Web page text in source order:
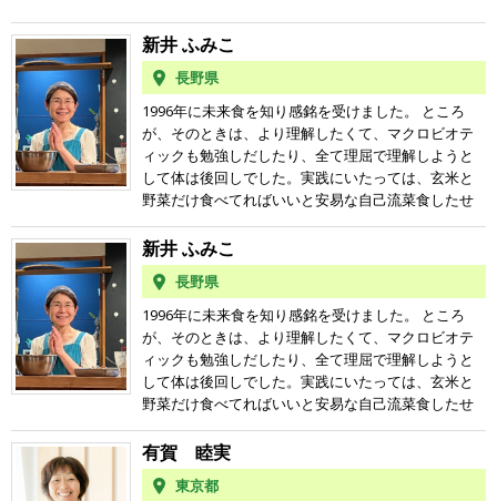
変わるんだ！』 と思い知らされました。 このことを
きっかけにゆるく実践していたつぶつぶ料理を見直
して改めて取り組んでみたら、 体にいいだけでな
く、環境にも食糧危機にも効果があるかも！？と知
り、 これは一人でも多くの方に知ってもらいたい！
という思いが募り料理コーチになりました。 未来食
つぶつぶの料理教室は、 ♪つぶつぶ料理を作れるよう
になれる場 ♪つぶつぶ料理を美味しく食べる場 ♪様々
な価値観や考え方の方と交流する場 ♪自分が自分らし
くいられる場 ♪気の合う仲間と出会える場 ♪いくつに
なってもどんどん成長できちゃう場 などなど・・そ
んな素敵な場所です！ 私の教室もそんな場所を目指
して運営しています。 ぜひお気軽にご参加ください
＾＾ 皆さまとお会いできる日を楽しみにしていま
す！
も食べられず、 入院先のベッドの中で点滴を受けな
がら空腹に悶え苦しみました。 その時、悔いまし
た。 今までの人生、どれだけ食を軽んじてきたか。
それまではごはんもおかずもほとんど美味しくない
と思っていて、 あれも嫌い、これも嫌い、わがまま
ばかりの拒食症。 朝食も不味いものを親に怒られな
がら無理矢理食べさせられる、 昼の学校給食も不味
いものを先生に怒られながら無理矢理食べさせられ
る、 夕食も不味いものを親に怒られながら無理矢理
食べさせられる、 という気持ちだったのでそれはそ
れは毎日が憂鬱。 唯一、おやつだけは美味しいと思
っていた程度。 その挙句の果てが病気だらけの苦し
くてたまらない人生だったのだから。 でも病床で心
から誓いました。 「もう、たまねぎもグリーンピー
スも他の野菜も食べます！ 今まで身体に良いものを
嫌って拒絶してきてごめんなさい！ 元気な身体にな
りたいから これからはわがまま言わずに何でも食べ
ます！」 退院後、食べるたびに有難さと感動を覚え
た私。 同時に、副作用によって元の病気よりも遥か
に重い病気を引き起こした 薬への疑念も強く抱きま
した。 西洋医学ってなに？ 漢方薬ならいいかな？ 身
新井 ふみこ
長野県
1996年に未来食を知り感銘を受けました。 ところ
が、そのときは、より理解したくて、マクロビオテ
ィックも勉強しだしたり、全て理屈で理解しようと
して体は後回しでした。実践にいたっては、玄米と
野菜だけ食べてればいいと安易な自己流菜食したせ
いもあって、３０代で１年半に渡り無月経になった
こともあります。 その後、一時的に料理教室に行っ
たりセミナーも受けてみたりしましたが、一番楽し
いのは、かつてあった江戸川橋や早稲田のつぶつぶ
カフェで、ハンバーグや月替わりパフェを楽しむお
客さんであること。その頃は、これを家で作ろうと
は思いませんでした。 日常はとにかく手早く作る、
とか栄養素がとれればいい、とかを優先する頭でい
っぱい。未来食の理念に納得し、本もおおかた揃え
たら、分量はおおざっぱ手順も守らず作っては、お
いしくないな～、とか思ってました。 そんな思い込
みが変わったのは、定期的につぶつぶ料理教室に出
新井 ふみこ
長野県
1996年に未来食を知り感銘を受けました。 ところ
が、そのときは、より理解したくて、マクロビオテ
ィックも勉強しだしたり、全て理屈で理解しようと
して体は後回しでした。実践にいたっては、玄米と
野菜だけ食べてればいいと安易な自己流菜食したせ
いもあって、３０代で１年半に渡り無月経になった
こともあります。 その後、一時的に料理教室に行っ
たりセミナーも受けてみたりしましたが、一番楽し
いのは、かつてあった江戸川橋や早稲田のつぶつぶ
有賀 睦実
東京都